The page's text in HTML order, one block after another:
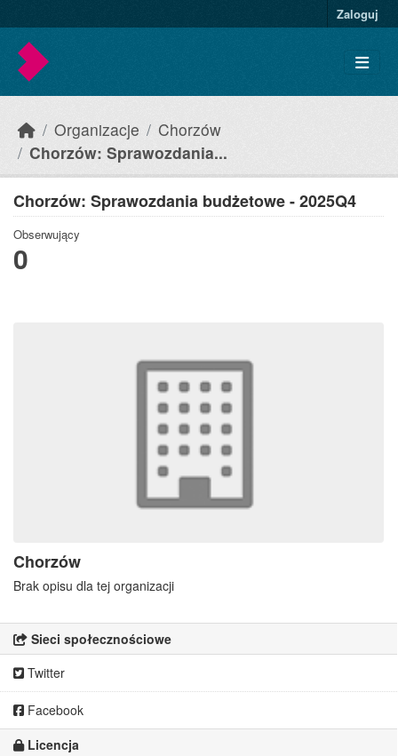
Zaloguj
Organizacje
Chorzów
Chorzów: Sprawozdania...
Chorzów: Sprawozdania budżetowe - 2025Q4
Obserwujący
0
Chorzów
Brak opisu dla tej organizacji
Sieci społecznościowe
Twitter
Facebook
Licencja